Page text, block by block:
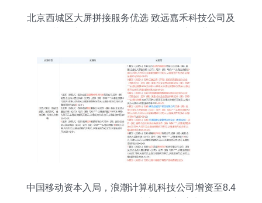
北京西城区大屏拼接服务优选 致远嘉禾科技公司及
中国移动资本入局，浪潮计算机科技公司增资至8.4